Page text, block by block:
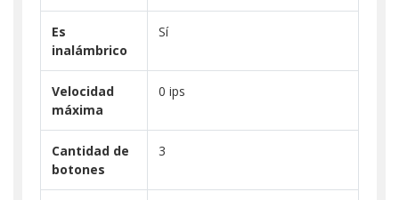
Es
inalámbrico
Sí
Velocidad
máxima
0 ips
Cantidad de
botones
3